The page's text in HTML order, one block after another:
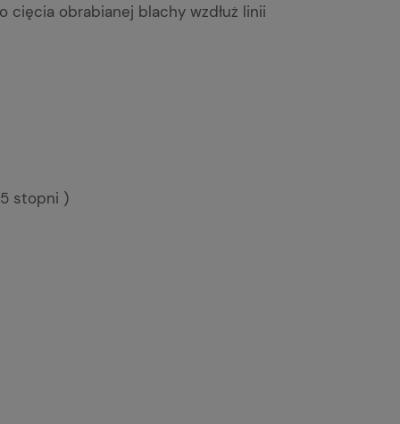
cięcia obrabianej blachy wzdłuż linii
stopni )